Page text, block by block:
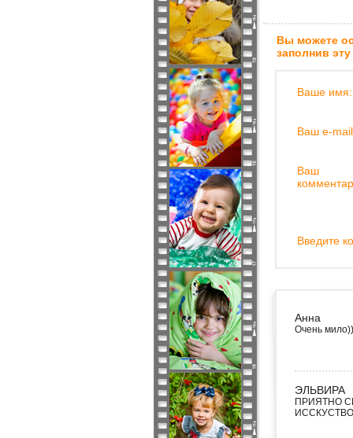
Вы можете
заполнив
Ваше имя:
Ваш e-
Ваш
Введите
Анна
Очень
ЭЛЬВИРА
ПРИЯТНО